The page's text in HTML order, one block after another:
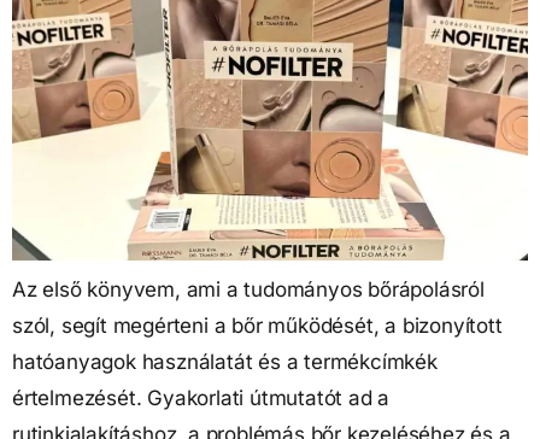
Az első könyvem, ami a tudományos bőrápolásról
szól, segít megérteni a bőr működését, a bizonyított
hatóanyagok használatát és a termékcímkék
értelmezését. Gyakorlati útmutatót ad a